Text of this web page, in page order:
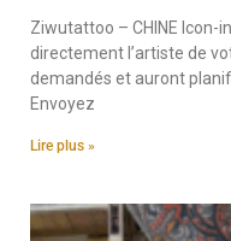
Ziwutattoo – CHINE
directement l’artiste de
demandés et auront
Envoyez
Lire plus »